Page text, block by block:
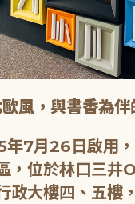
風，與書香為
年7月26日啟用
，位於林口三
政大樓四、五樓